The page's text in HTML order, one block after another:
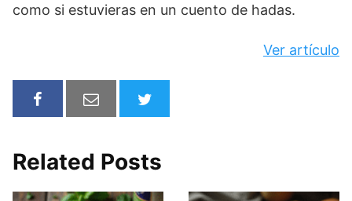
como si estuvieras en un cuento de hadas.
Ver artículo
Related Posts